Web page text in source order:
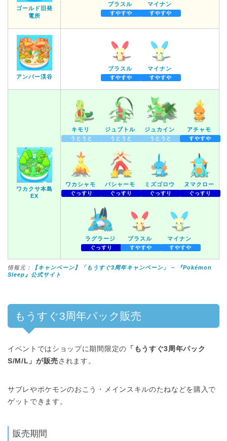
ゴールド旧発
電所
プラスル
すやすや
マイナン
すやすや
アンバー渓谷
プラスル
すやすや
マイナン
すやすや
ワカクサ本島
EX
キモリ
うとうと
ジュプトル
うとうと
ジュカイン
うとうと
アチャモ
すやすや
ワカシャモ
ぐっすり
バシャーモ
ぐっすり
ミズゴロウ
ぐっすり
ヌマクロー
ぐっすり
ラグラージ
ぐっすり
プラスル
すやすや
マイナン
すやすや
情報元：
【キャンペーン】「もうすぐ3周年キャンペーン」 – 『Pokémon
Sleep』公式サイト
もうすぐ3周年パック販売
イベントではショップに期間限定の 「もうすぐ3周年パック
S/M/L」が販売 されます。
サブレやポケモンのおこう・メインスキルのたねなどを購入で
ゲットできます。
販売期間